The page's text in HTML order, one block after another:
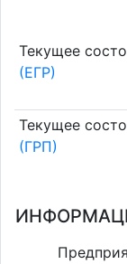
Текущее
(ЕГР)
Текущее
(ГРП)